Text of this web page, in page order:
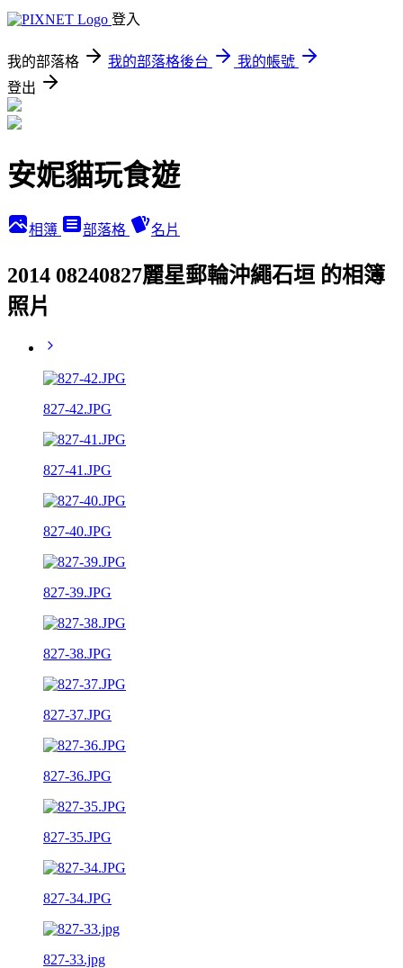
登入
我的部落格 我的部落格後台
我的帳號
登出
安妮貓玩食遊
相簿 部落格 名片
2014 08240827麗星郵輪沖繩石垣 的相簿
照片
827-42.JPG
827-41.JPG
827-40.JPG
827-39.JPG
827-38.JPG
827-37.JPG
827-36.JPG
827-35.JPG
827-34.JPG
827-33.jpg